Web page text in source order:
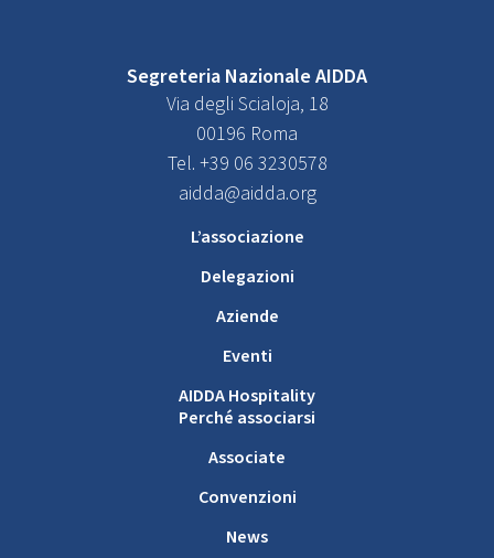
Segreteria Nazionale AIDDA
Via degli Scialoja, 18
00196 Roma
Tel. +39 06 3230578
aidda@aidda.org
L’associazione
Delegazioni
Aziende
Eventi
AIDDA Hospitality
Perché associarsi
Associate
Convenzioni
News